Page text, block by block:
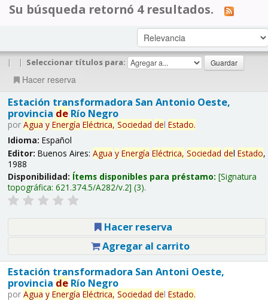
Su búsqueda retornó 4 resultados.
| | Seleccionar títulos para:
Hacer reserva
Estación transformadora San Antonio Oeste,
provincia deRío Negro
por Agua y Energía Eléctrica, Sociedad del Estado.
Idioma: Español
Editor: Buenos Aires: Agua y Energía Eléctrica, Sociedad del Estado,
1988
Disponibilidad: Ítems disponibles para préstamo: Signatura
topográfica: 621.374.5/A282/v.2 (3).
Hacer reserva
Agregar al carrito
Estación transformadora San Antoni Oeste,
provincia deRío Negro
por Agua y Energía Eléctrica, Sociedad del Estado.